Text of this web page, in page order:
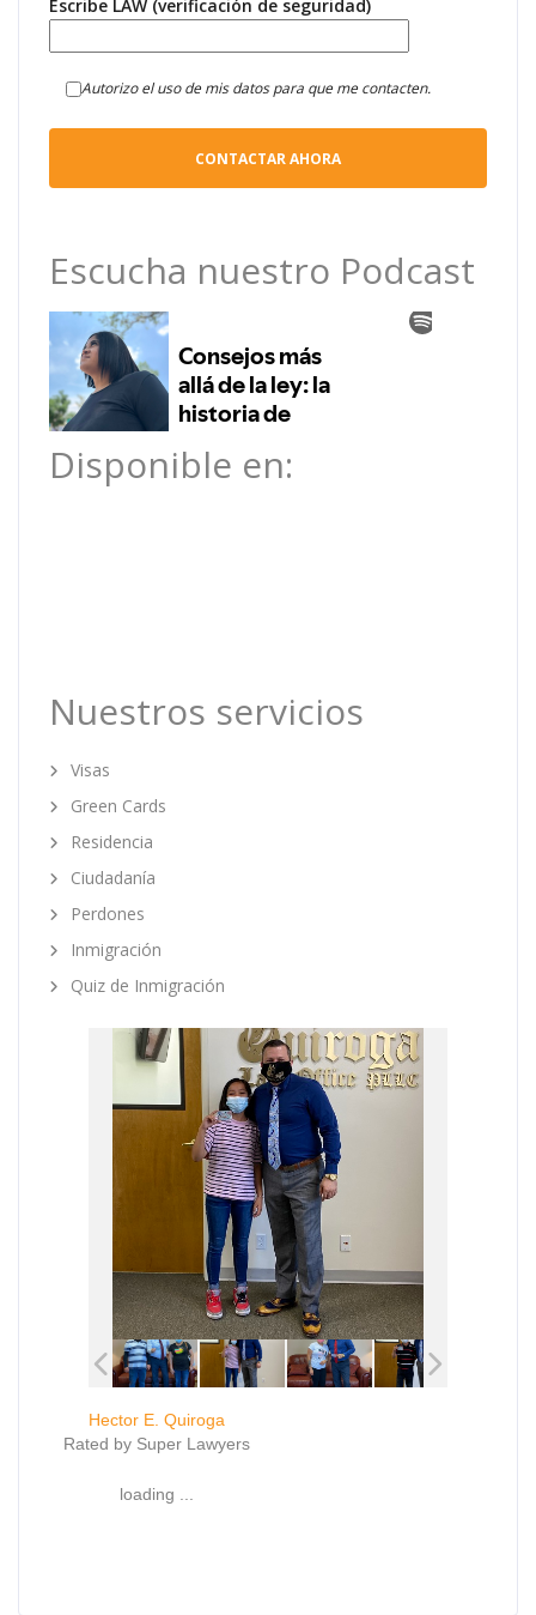
Escribe LAW (verificación de seguridad)
Autorizo el uso de mis datos para que me contacten.
Escucha nuestro Podcast
Disponible en:
Nuestros servicios
Visas
Green Cards
Residencia
Ciudadanía
Perdones
Inmigración
Quiz de Inmigración
Hector E. Quiroga
Rated by Super Lawyers
loading ...